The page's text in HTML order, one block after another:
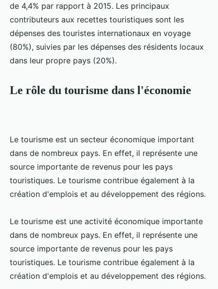
de 4,4% par rapport à 2015. Les principaux
contributeurs aux recettes touristiques sont les
dépenses des touristes internationaux en voyage
(80%), suivies par les dépenses des résidents locaux
dans leur propre pays (20%).
Le rôle du tourisme dans l'économie
Le tourisme est un secteur économique important
dans de nombreux pays. En effet, il représente une
source importante de revenus pour les pays
touristiques. Le tourisme contribue également à la
création d'emplois et au développement des régions.
Le tourisme est une activité économique importante
dans de nombreux pays. En effet, il représente une
source importante de revenus pour les pays
touristiques. Le tourisme contribue également à la
création d'emplois et au développement des régions.